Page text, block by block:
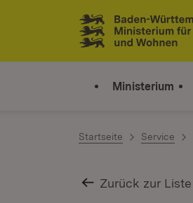
Zum Inhalt springen
Link zur Startseite
Ministerium
Startseite Service
Zurück zur Liste